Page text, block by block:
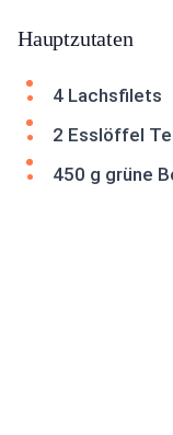
Hauptzutaten
4 Lachsfilets
2 Esslöffel
450 g grüne